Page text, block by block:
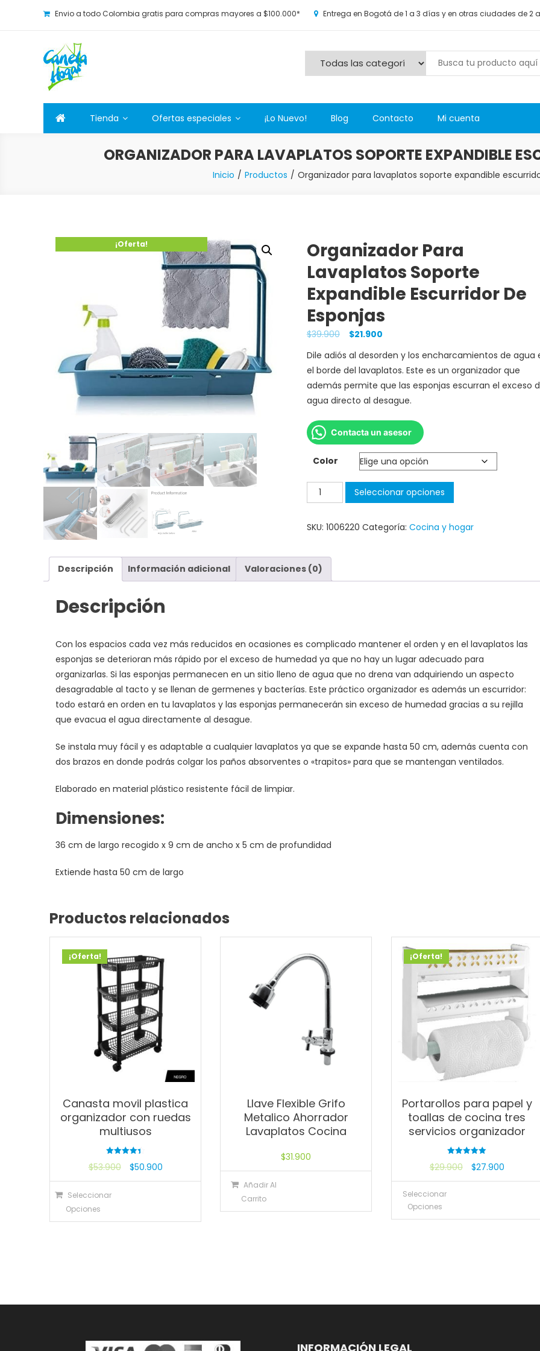
Envio a todo Colombia gratis para compras mayores a $100.000* Entrega en Bogotá de 1 a 3 días y en otras ciudades de 2
Canela Hogar
Tienda Ofertas especiales ¡Lo Nuevo! Blog Contacto Mi cuenta
ORGANIZADOR PARA LAVAPLATOS SOPORTE EXPANDIBLE
Inicio Productos Organizador para lavaplatos soporte expandible
¡Oferta!
Organizador Para
Lavaplatos Soporte
Expandible Escurridor De
Esponjas
$39.900 $21.900
Dile adiós al desorden y los encharcamientos de agua
el borde del lavaplatos. Este es un organizador que
además permite que las esponjas escurran el exceso
agua directo al desague.
Contacta un asesor
Color
Seleccionar opciones
SKU: 1006220 Categoría: Cocina y hogar
Descripción Información adicional Valoraciones (0)
Descripción
Con los espacios cada vez más reducidos en ocasiones es complicado mantener el orden y en el lavaplatos las
esponjas se deterioran más rápido por el exceso de humedad ya que no hay un lugar adecuado para
organizarlas. Si las esponjas permanecen en un sitio lleno de agua que no drena van adquiriendo un aspecto
desagradable al tacto y se llenan de germenes y bacterías. Este práctico organizador es además un escurridor:
todo estará en orden en tu lavaplatos y las esponjas permanecerán sin exceso de humedad gracias a su rejilla
que evacua el agua directamente al desague.
Se instala muy fácil y es adaptable a cualquier lavaplatos ya que se expande hasta 50 cm, además cuenta con
dos brazos en donde podrás colgar los paños absorventes o «trapitos» para que se mantengan ventilados.
Elaborado en material plástico resistente fácil de limpiar.
Dimensiones:
36 cm de largo recogido x 9 cm de ancho x 5 cm de profundidad
Extiende hasta 50 cm de largo
Productos relacionados
¡Oferta!
Canasta movil plastica
organizador con ruedas
multiusos
con
de 5
$53.900 $50.900
Seleccionar
Opciones
Llave Flexible Grifo
Metalico Ahorrador
Lavaplatos Cocina
$31.900
Añadir Al
Carrito
¡Oferta!
Portarollos para papel y
toallas de cocina tres
servicios organizador
con
de 5
$29.900 $27.900
Seleccionar
Opciones
INFORMACIÓN LEGAL